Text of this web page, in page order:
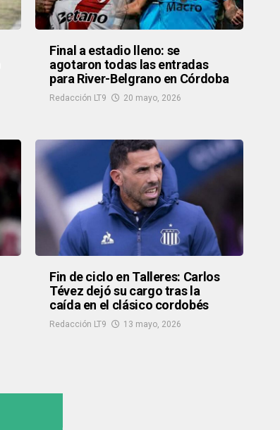
Final a estadio lleno: se
agotaron todas las entradas
para River-Belgrano en Córdoba
Redacción LT9 20 mayo, 2026
Fin de ciclo en Talleres: Carlos
Tévez dejó su cargo tras la
caída en el clásico cordobés
Redacción LT9 13 mayo, 2026